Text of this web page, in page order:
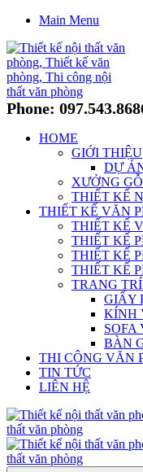
Main Menu
Phone:
HOME
GIỚI THIỆU
DỰ
XƯỞNG GỖ
THIẾT KẾ
THIẾT KẾ VĂN
THIẾT KẾ
THIẾT KẾ
THIẾT KẾ
THIẾT KẾ
TRANG
GIẤY
KÍNH
SOFA
BÀN
THI CÔNG VĂN
TIN TỨC
LIÊN HỆ